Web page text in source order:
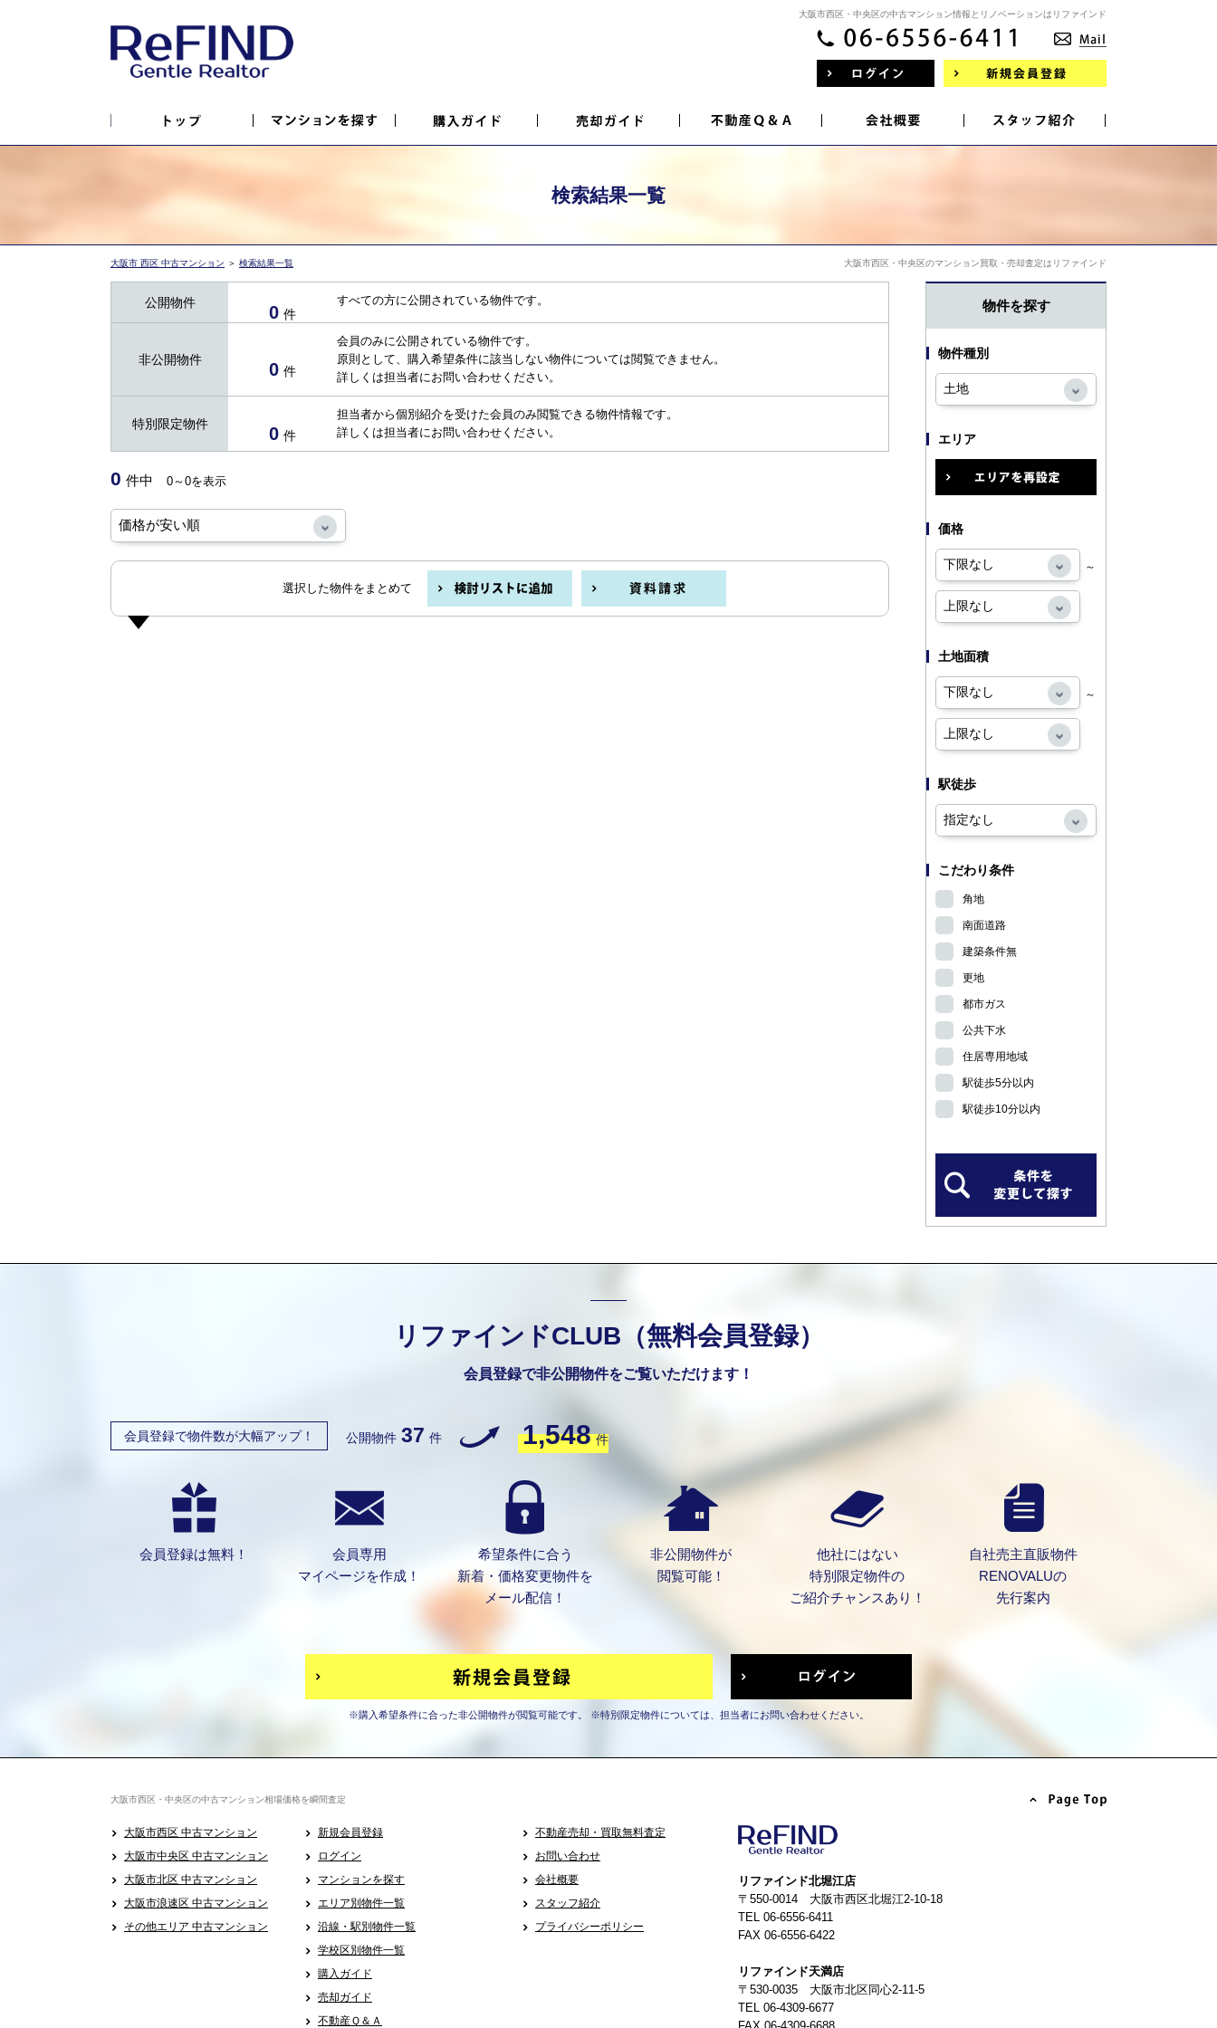
大阪市西区・中央区の中古マンション情報とリノベーションはリファインド
検索結果一覧
大阪市 西区 中古マンション ＞ 検索結果一覧 大阪市西区・中央区のマンション買取・売却査定はリファインド
公開物件 0 件
すべての方に公開されている物件です。
非公開物件 0 件
会員のみに公開されている物件です。
原則として、購入希望条件に該当しない物件については閲覧できません。
詳しくは担当者にお問い合わせください。
特別限定物件 0 件
担当者から個別紹介を受けた会員のみ閲覧できる物件情報です。
詳しくは担当者にお問い合わせください。
0 件中 0～0を表示
選択した物件をまとめて
物件を探す
物件種別
エリア
価格
～
土地面積
～
駅徒歩
こだわり条件
角地
南面道路
建築条件無
更地
都市ガス
公共下水
住居専用地域
駅徒歩5分以内
駅徒歩10分以内
リファインドCLUB（無料会員登録）
会員登録で非公開物件をご覧いただけます！
会員登録で物件数が大幅アップ！ 公開物件 37 件 1,548 件
会員登録は無料！
会員専用
マイページを作成！
希望条件に合う
新着・価格変更物件を
メール配信！
非公開物件が
閲覧可能！
他社にはない
特別限定物件の
ご紹介チャンスあり！
自社売主直販物件
RENOVALUの
先行案内
※購入希望条件に合った非公開物件が閲覧可能です。 ※特別限定物件については、担当者にお問い合わせください。
大阪市西区・中央区の中古マンション相場価格を瞬間査定
大阪市西区 中古マンション
大阪市中央区 中古マンション
大阪市北区 中古マンション
大阪市浪速区 中古マンション
その他エリア 中古マンション
新規会員登録
ログイン
マンションを探す
エリア別物件一覧
沿線・駅別物件一覧
学校区別物件一覧
購入ガイド
売却ガイド
不動産Ｑ＆Ａ
不動産売却・買取無料査定
お問い合わせ
会社概要
スタッフ紹介
プライバシーポリシー
リファインド北堀江店
〒550-0014 大阪市西区北堀江2-10-18
TEL 06-6556-6411
FAX 06-6556-6422
リファインド天満店
〒530-0035 大阪市北区同心2-11-5
TEL 06-4309-6677